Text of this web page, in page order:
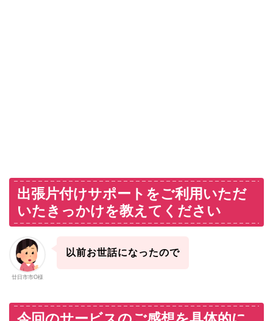
出張片付けサポートをご利用いただ
いたきっかけを教えてください
廿日市市O様
以前お世話になったので